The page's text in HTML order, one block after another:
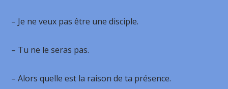
– Je ne veux pas être une disciple.
– Tu ne le seras pas.
– Alors quelle est la raison de ta présence.